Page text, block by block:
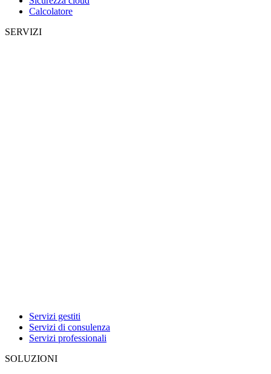
Calcolatore
SERVIZI
Servizi gestiti
Servizi di consulenza
Servizi professionali
SOLUZIONI